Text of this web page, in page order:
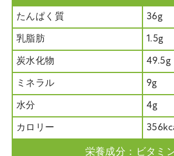
たんぱく質 36g
乳脂肪 1.5g
炭水化物 49.5g
ミネラル 9g
水分 4g
カロリー
栄養成分：ビタミ